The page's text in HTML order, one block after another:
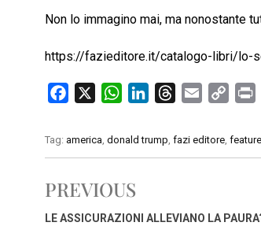
Non lo immagino mai, ma nonostante
https://fazieditore.it/catalogo-libri/lo-
e
o
o
W
t
A
p
k
I
r
e
s
a
i
p
y
n
n
Tag: america, donald trump, fazi editore,
PREVIOUS
LE ASSICURAZIONI ALLEVIANO LA